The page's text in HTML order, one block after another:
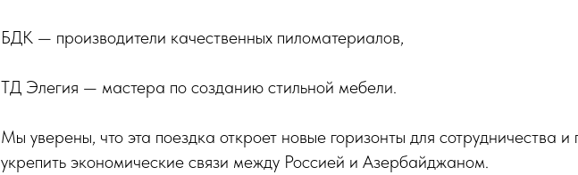
БДК — производители качественных пиломатериалов,
ТД Элегия — мастера по созданию стильной мебели.
Мы уверены, что эта поездка откроет новые горизонты для сотрудничества и
укрепить экономические связи между Россией и Азербайджаном.